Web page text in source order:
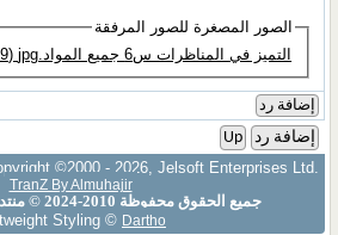
الصور المصغرة للصور المرفقة
التميز في المناظرات س6 جميع المواد.jpg‏ (101.9 كيلوبايت)
إضافة رد
إضافة رد
Up
©2000 - 2026, Jelsoft Enterprises Ltd.
TranZ By Almuhajir
جميع الحقوق محفوظة 2010-2024 © منتديات جوهرة سوفت
Styling © Dartho